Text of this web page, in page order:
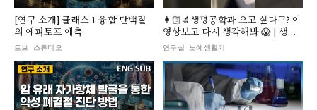
▶
[연구 소개] 클래스 1 융합 단백질
의 에피토프 예측
토브 스튜디오
▶
👩🏻‍🔬생명공학과 오고 싶다구? 이
영상보고 다시 생각해봐 😱 | 생명
공학과 | 생명 실험 |
연구실 노예생활기